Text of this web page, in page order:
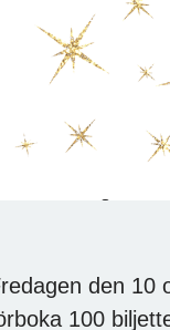
den 10
100